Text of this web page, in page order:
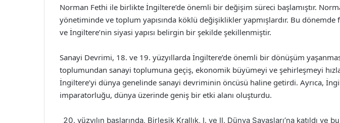
Norman Fethi ile birlikte İngiltere’de önemli bir değişim süreci başlamıştır.
yönetiminde ve toplum yapısında köklü değişiklikler yapmışlardır. Bu
ve İngiltere’nin siyasi yapısı belirgin bir şekilde şekillenmiştir.
Sanayi Devrimi, 18. ve 19. yüzyıllarda İngiltere’de önemli bir dönüşüm
toplumundan sanayi toplumuna geçiş, ekonomik büyümeyi ve şehirleşmeyi
İngiltere’yi dünya genelinde sanayi devriminin öncüsü haline getirdi. Ayrıca,
imparatorluğu, dünya üzerinde geniş bir etki alanı oluşturdu.
yüzyılın başlarında, Birleşik Krallık, I. ve II. Dünya Savaşları’na katıldı ve